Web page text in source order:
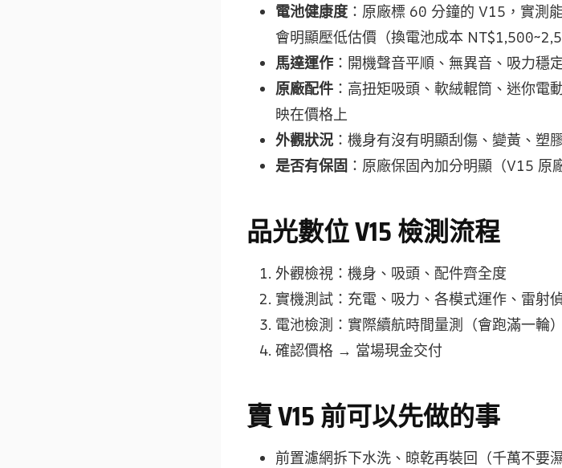
電池健康度 ：原廠標 60 分鐘的 V15，實測
會明顯壓低估價（換電池成本
馬達運作 ：開機聲音平順、無異音、吸力
原廠配件 ：高扭矩吸頭、軟絨輥筒、迷你電
映在價格上
外觀狀況 ：機身有沒有明顯刮傷、變黃、塑
是否有保固 ：原廠保固內加分明顯（V15 原
品光數位 V15 檢測流程
外觀檢視：機身、吸頭、配件齊全度
實機測試：充電、吸力、各模式運作、雷射
電池檢測：實際續航時間量測（會跑滿一輪）
確認價格 → 當場現金交付
賣 V15 前可以先做的事
前置濾網拆下水洗、晾乾再裝回（千萬不要